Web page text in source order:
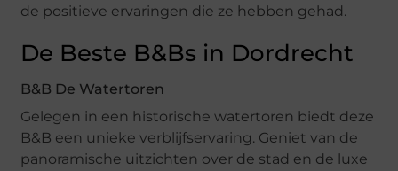
de positieve ervaringen die ze hebben gehad.
De Beste B&Bs in Dordrecht
B&B De Watertoren
Gelegen in een historische watertoren biedt deze
B&B een unieke verblijfservaring. Geniet van de
panoramische uitzichten over de stad en de luxe